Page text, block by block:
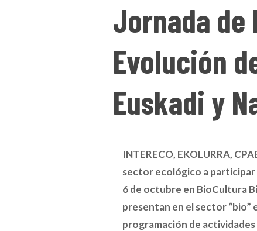
Jornada de
Evolución
Euskadi y
INTERECO, EKOLURRA,
sector ecológico a participar
6 de octubre en BioCultura
presentan en el sector “bio”
programación de